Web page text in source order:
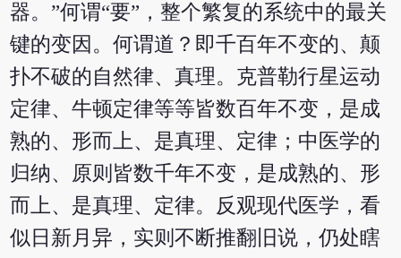
器。”何谓“要”，整个繁复的系统中的最关
键的变因。何谓道？即千百年不变的、颠
扑不破的自然律、真理。克普勒行星运动
定律、牛顿定律等等皆数百年不变，是成
熟的、形而上、是真理、定律；中医学的
归纳、原则皆数千年不变，是成熟的、形
而上、是真理、定律。反观现代医学，看
似日新月异，实则不断推翻旧说，仍处瞎